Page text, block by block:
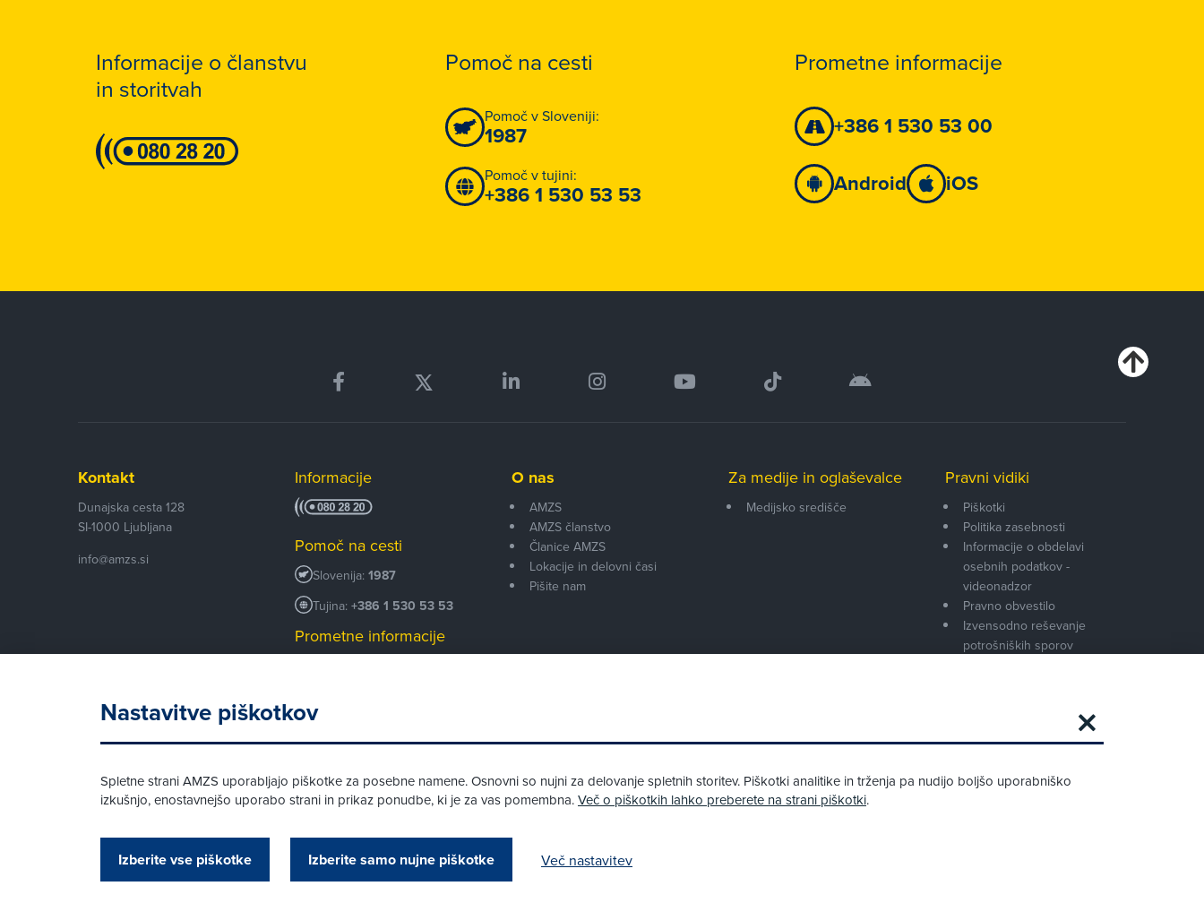
Obstoječi in novi AMZS člani, ki boste v
Informacije o članstvu
in storitvah
Pomoč na cesti
Pomoč v Sloveniji:
1987
Pomoč v tujini:
+386 1 530 53 53
Prometne informacije
+386 1 530 53 00
Android
iOS
Kontakt
Dunajska cesta 128
SI-1000 Ljubljana
info@amzs.si
Informacije
Pomoč na cesti
Slovenija: 1987
Tujina: +386 1 530 53 53
Prometne informacije
iOS AMZS
O nas
AMZS
AMZS članstvo
Članice AMZS
Lokacije in delovni časi
Pišite nam
Za medije in oglaševalce
Medijsko središče
Pravni vidiki
Piškotki
Politika zasebnosti
Informacije o obdelavi
osebnih podatkov -
videonadzor
Pravno obvestilo
Izvensodno reševanje
potrošniških sporov
Nastavitve piškotkov
Spletne strani AMZS uporabljajo piškotke za posebne namene. Osnovni so nujni za delovanje spletnih storitev. Piškotki analitike in trženja pa nudijo boljšo uporabniško
izkušnjo, enostavnejšo uporabo strani in prikaz ponudbe, ki je za vas pomembna.Več o piškotkih lahko preberete na strani piškotki.
Izberite vse piškotke Izberite samo nujne piškotke Več nastavitev